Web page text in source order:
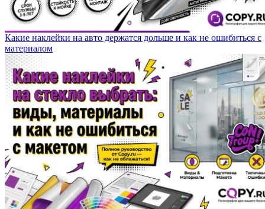
Какие наклейки на авто держатся дольше и как не ошибиться с
материалом